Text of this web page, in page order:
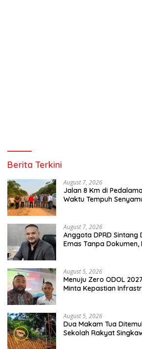
Berita Terkini
August 7, 2026
Jalan 8 Km di
Waktu Tempuh
August 7, 2026
Anggota DPRD Sintang
Emas Tanpa
August 5, 2026
Menuju Zero ODOL
Minta Kepastian
August 5, 2026
Dua Makam Tua
Sekolah Rakyat